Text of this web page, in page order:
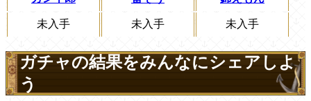
未入手 未入手 未入手
ガチャの結果をみんなにシェアしよ
う